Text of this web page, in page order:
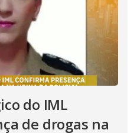
do IML
de drogas na